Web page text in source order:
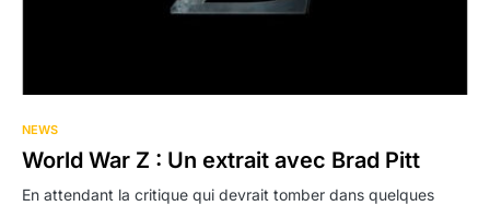
NEWS
World War Z : Un extrait avec Brad Pitt
En attendant la critique qui devrait tomber dans quelques